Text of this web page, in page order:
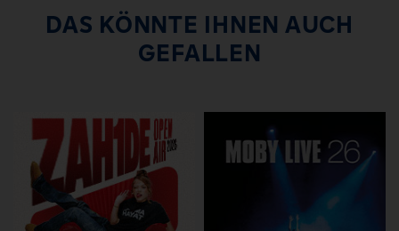
DAS KÖNNTE IHNEN AUCH
GEFALLEN